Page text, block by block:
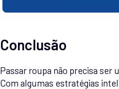
Conclusão
Passar roupa não precisa ser
Com algumas estratégias